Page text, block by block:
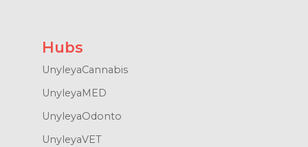
Hubs
UnyleyaCannabis
UnyleyaMED
UnyleyaOdonto
UnyleyaVET